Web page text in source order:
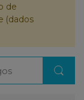
de
(dados